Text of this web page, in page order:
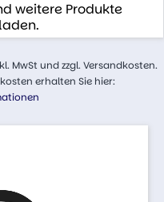
weitere Produkte
MwSt und zzgl. Versandkosten.
erhalten Sie hier: